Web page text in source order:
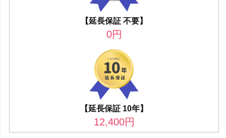
【延長保証 不要】
0円
【延長保証 10年】
12,400円